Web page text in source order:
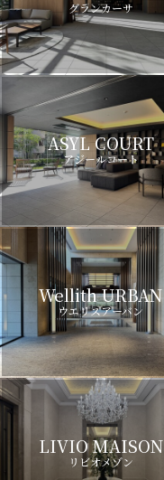
グランカーサ
ASYL COURT
アジールコート
Wellith URBAN
ウエリスアーバン
LIVIO MAISON
リビオメゾン